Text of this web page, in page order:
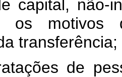
capital, não-
os
transferência;
de